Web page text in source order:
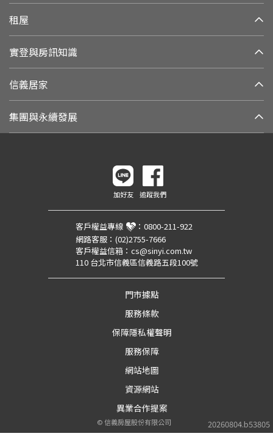
租屋
實登與房訊知識
信義居家
集團與永續發展
20260804.b53805
加好友 追蹤我們
客戶權益專線 ： 0800-211-922
網路客服： (02)2755-7666
客戶權益信箱： cs@sinyi.com.tw
110 台北市信義區信義路五段100號
門市據點
服務條款
保障隱私權聲明
服務保障
網站地圖
資源網站
異業合作提案
©信義房屋股份有限公司